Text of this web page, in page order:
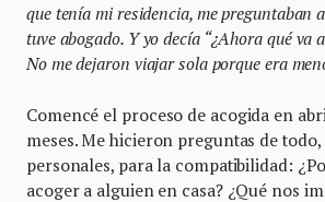
que tenía mi residencia, me preguntaban
tuve abogado. Y yo decía “¿Ahora qué va
No me dejaron viajar sola porque era
Comencé el proceso de acogida en
meses. Me hicieron preguntas de
personales, para la compatibilidad:
acoger a alguien en casa? ¿Qué nos